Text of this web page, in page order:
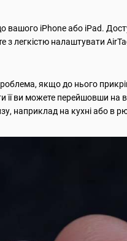
вашого iPhone або iPad.
з легкістю налаштувати
якщо до нього
її ви можете перейшовши
наприклад на кухні або в